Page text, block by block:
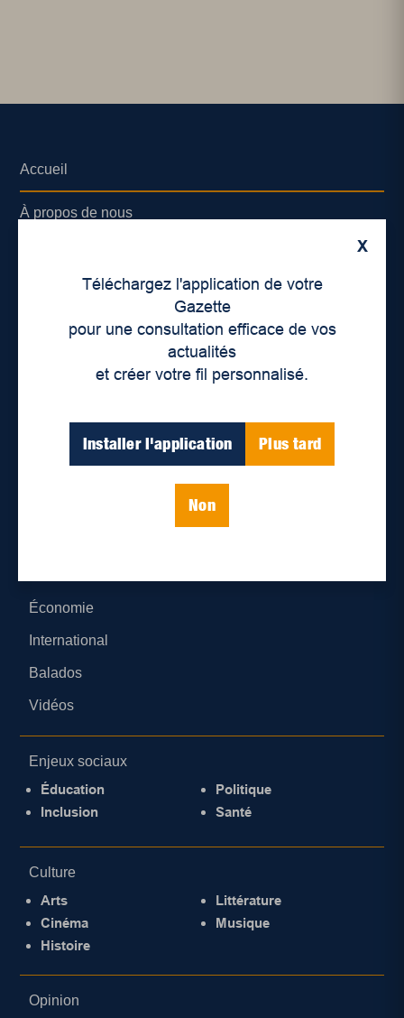
X
Téléchargez l'application de votre
Gazette
pour une consultation efficace de vos
actualités
et créer votre fil personnalisé.
Installer l'application Plus tard
Non
Accueil
À propos de nous
Lieux de distribution
Économie
International
Balados
Vidéos
Enjeux sociaux
Éducation
Inclusion
Politique
Santé
Culture
Arts
Cinéma
Histoire
Littérature
Musique
Opinion